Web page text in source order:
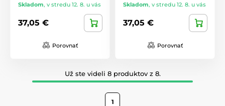
Skladom, v stredu 12. 8. u vás
37,05 €
Porovnať
Skladom, v stredu 12. 8. u vás
37,05 €
Porovnať
Už ste videli 8 produktov z 8.
1